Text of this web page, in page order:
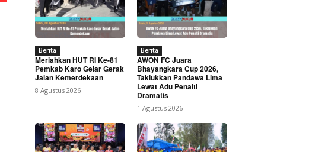
Berita
Meriahkan HUT RI Ke-81
Pemkab Karo Gelar Gerak
Jalan Kemerdekaan
8 Agustus 2026
Berita
AWON FC Juara
Bhayangkara Cup 2026,
Taklukkan Pandawa Lima
Lewat Adu Penalti
Dramatis
1 Agustus 2026